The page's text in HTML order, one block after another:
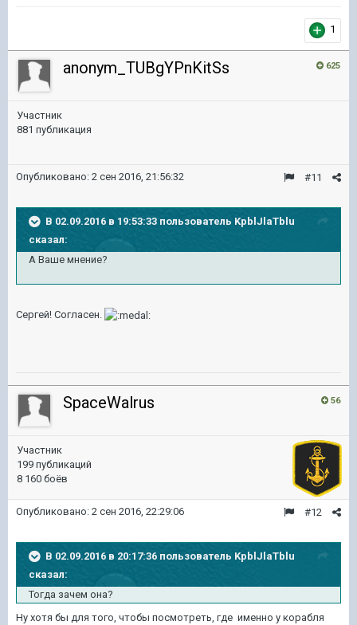
1
625
anonym_TUBgYPnKitSs
Участник
881 публикация
#11
Опубликовано: 2 сен 2016, 21:56:32
В 02.09.2016 в 19:53:33 пользователь KpblJlaTblu
сказал:
А Ваше мнение?
Сергей! Согласен.
56
SpaceWalrus
Участник
199 публикаций
8 160 боёв
#12
Опубликовано: 2 сен 2016, 22:29:06
В 02.09.2016 в 20:17:36 пользователь KpblJlaTblu
сказал:
Тогда зачем она?
Ну хотя бы для того, чтобы посмотреть, где именно у корабля